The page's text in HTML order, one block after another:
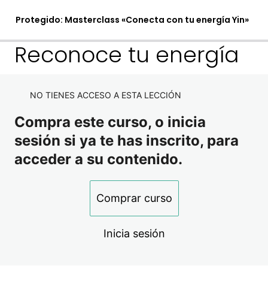
Protegido: Masterclass «Conecta con tu energía Yin»
Reconoce tu energía
NO TIENES ACCESO A ESTA LECCIÓN
Compra este curso, o inicia
sesión si ya te has inscrito, para
acceder a su contenido.
Comprar curso
Inicia sesión
Reconoce tu energía
Parte 2 – Práctica
1 lección